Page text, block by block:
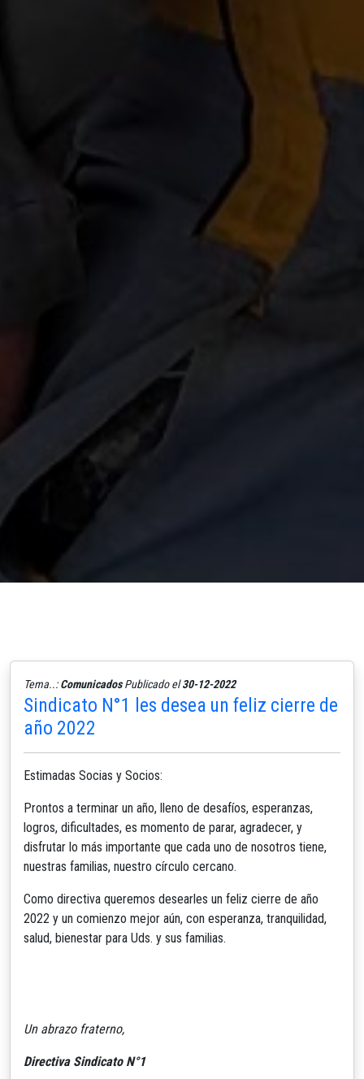
Tema..:ComunicadosPublicado el30-12-2022
Sindicato N°1 les desea un feliz cierre de
año 2022
Estimadas Socias y Socios:
Prontos a terminar un año, lleno de desafíos, esperanzas,
logros, dificultades, es momento de parar, agradecer, y
disfrutar lo más importante que cada uno de nosotros tiene,
nuestras familias, nuestro círculo cercano.
Como directiva queremos desearles un feliz cierre de año
2022 y un comienzo mejor aún, con esperanza, tranquilidad,
salud, bienestar para Uds. y sus familias.
Un abrazo fraterno,
Directiva Sindicato N°1